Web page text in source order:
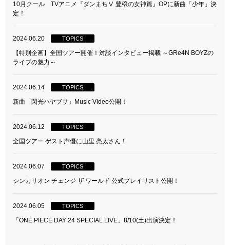
10月クール TVアニメ『ダンまちⅤ 豊穣の女神篇』OPに新曲「少年」決
定！
2024.06.20 TOPICS
【特別企画】全国ツアー開催！対談インタビュー掲載 ～GRe4N BOYZの
ライブの魅力～
2024.06.14 TOPICS
新曲「閃光ハヤブサ」Music Video公開！
2024.06.12 TOPICS
全国ツアー ゲスト声優に山里 亮太さん！
2024.06.07 TOPICS
シンカリオン チェンジ ザ ワールド 公式プレイリスト公開！
2024.06.05 TOPICS
「ONE PIECE DAYʼ24 SPECIAL LIVE」8/10(土)出演決定！